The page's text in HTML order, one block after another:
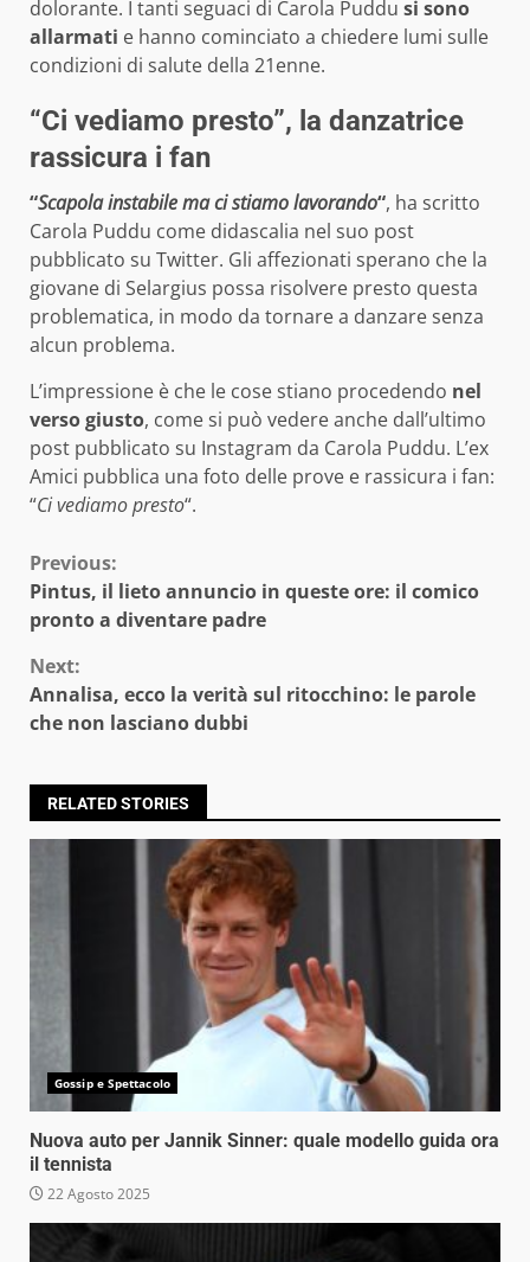
dolorante. I tanti seguaci di Carola Puddu si sono
allarmati e hanno cominciato a chiedere lumi sulle
condizioni di salute della 21enne.
“Ci vediamo presto”, la danzatrice
rassicura i fan
“Scapola instabile ma ci stiamo lavorando“, ha scritto
Carola Puddu come didascalia nel suo post
pubblicato su Twitter. Gli affezionati sperano che la
giovane di Selargius possa risolvere presto questa
problematica, in modo da tornare a danzare senza
alcun problema.
L’impressione è che le cose stiano procedendo nel
verso giusto, come si può vedere anche dall’ultimo
post pubblicato su Instagram da Carola Puddu. L’ex
Amici pubblica una foto delle prove e rassicura i fan:
“Ci vediamo presto“.
Continue
Reading
Previous:
Pintus, il lieto annuncio in queste ore: il comico
pronto a diventare padre
Next:
Annalisa, ecco la verità sul ritocchino: le parole
che non lasciano dubbi
RELATED STORIES
Gossip e Spettacolo
Nuova auto per Jannik Sinner: quale modello guida ora
il tennista
22 Agosto 2025